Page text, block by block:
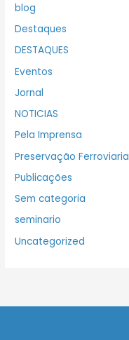
blog
Destaques
DESTAQUES
Eventos
Jornal
NOTICIAS
Pela Imprensa
Preservação Ferroviaria
Publicações
Sem categoria
seminario
Uncategorized